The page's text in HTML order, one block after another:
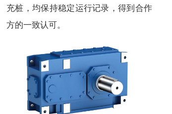
充桩，均保持稳定运行记录，得到合作
方的一致认可。